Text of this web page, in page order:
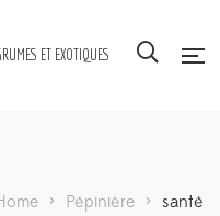
ET EXOTIQUES
> Pépinière > santé